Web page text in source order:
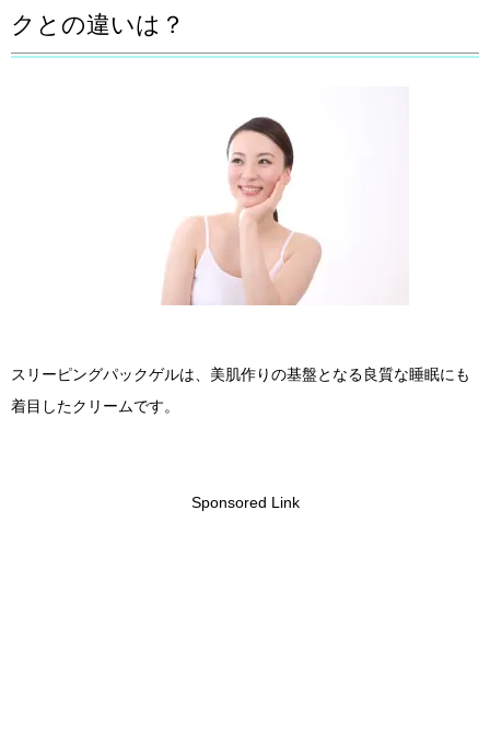
クとの違いは？
スリーピングパックゲルは、美肌作りの基盤となる良質な睡眠にも
着目したクリームです。
Sponsored Link